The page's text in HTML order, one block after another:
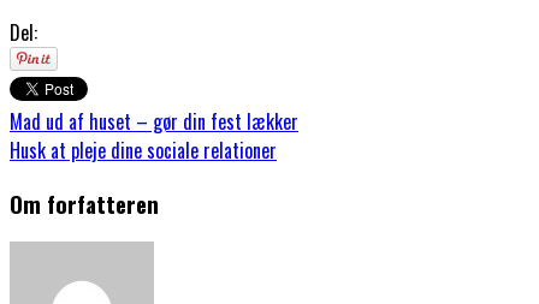
Del:
Mad ud af huset – gør din fest lækker
Husk at pleje dine sociale relationer
Om forfatteren